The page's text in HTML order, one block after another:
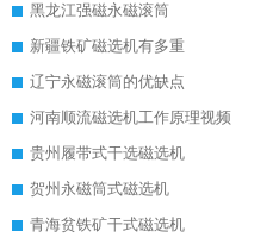
黑龙江强磁永磁滚筒
新疆铁矿磁选机有多重
辽宁永磁滚筒的优缺点
河南顺流磁选机工作原理视频
贵州履带式干选磁选机
贺州永磁筒式磁选机
青海贫铁矿干式磁选机